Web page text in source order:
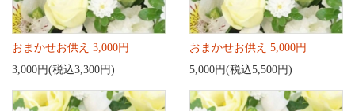
おまかせお供え 3,000円
3,000円(税込3,300円)
おまかせお供え 5,000円
5,000円(税込5,500円)